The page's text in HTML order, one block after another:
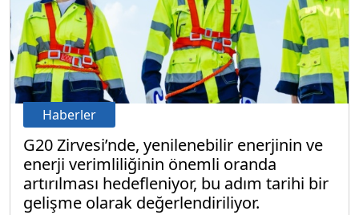
Haberler
G20 Zirvesi’nde, yenilenebilir enerjinin ve
enerji verimliliğinin önemli oranda
artırılması hedefleniyor, bu adım tarihi bir
gelişme olarak değerlendiriliyor.